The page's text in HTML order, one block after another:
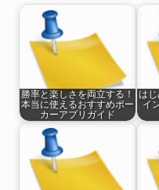
勝率と楽しさを両立する！
本当に使えるおすすめポー
カーアプリガイド
はじ
イ